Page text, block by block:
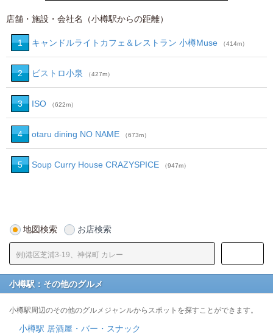
店舗・施設・会社名（小樽駅からの距離）
1 キャンドルライトカフェ＆レストラン 小樽Muse （414m）
2 ビストロ小泉 （427m）
3 ISO （622m）
4 otaru dining NO NAME （673m）
5 Soup Curry House CRAZYSPICE （947m）
地図検索 お店検索
小樽駅：その他のグルメ
小樽駅周辺のその他のグルメジャンルからスポットを探すことができます。
小樽駅 居酒屋・バー・スナック